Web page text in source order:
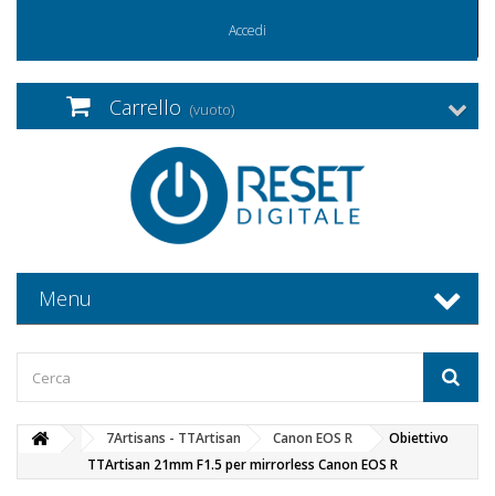
Accedi
Carrello (vuoto)
Menu
7Artisans - TTArtisan Canon EOS R
Obiettivo
TTArtisan 21mm F1.5 per mirrorless Canon EOS R